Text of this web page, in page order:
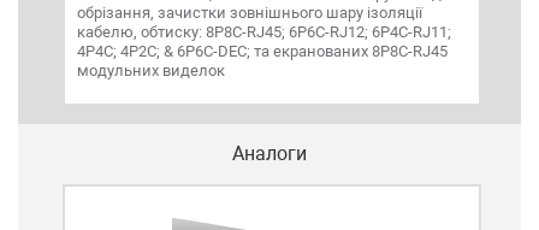
обрізання, зачистки зовнішнього шару ізоляції
кабелю, обтиску: 8P8C-RJ45; 6P6C-RJ12; 6P4C-RJ11;
4P4C; 4P2C; & 6P6C-DEC; та екранованих 8P8C-RJ45
модульних виделок
Аналоги